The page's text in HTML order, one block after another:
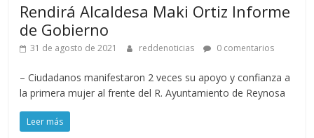
Rendirá Alcaldesa Maki Ortiz Informe
de Gobierno
31 de agosto de 2021 reddenoticias 0 comentarios
– Ciudadanos manifestaron 2 veces su apoyo y confianza a
la primera mujer al frente del R. Ayuntamiento de Reynosa
Leer más